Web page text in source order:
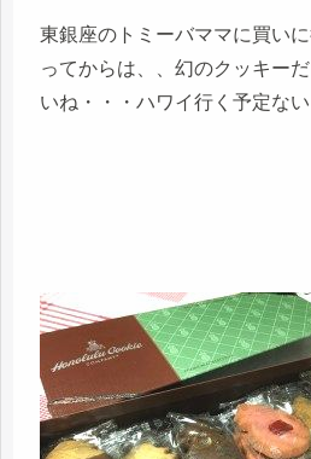
東銀座のトミーバママに買い
ってからは、、幻のクッキー
いね・・・ハワイ行く予定ない